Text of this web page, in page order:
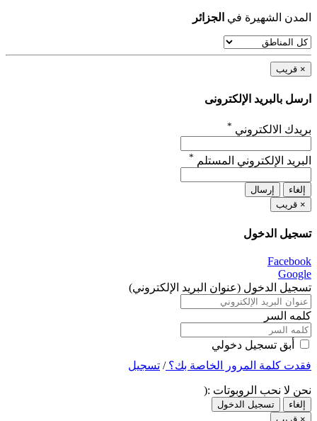
المدن الشهيرة في الجزائر
× قريب
ارسل بالبريد الإلكترونى
بريدك الالكتروني *
البريد الإلكتروني المستلم *
إلغاء
إرسال
× قريب
تسجيل الدخول
Facebook
Google
تسجيل الدخول (عنوان البريد الإلكتروني)
كلمه السر
أبق تسجيل دخولي
فقدت كلمة المرور الخاصة بك؟/ تسجيل
نحن لا نحب الروبوتات :(
إلغاء
تسجيل الدخول